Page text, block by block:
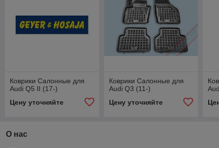
Коврики Салонные для
Audi Q5 II (17-)
Цену уточняйте
Коврики Салонные для
Audi Q3 (11-)
Цену уточняйте
О нас